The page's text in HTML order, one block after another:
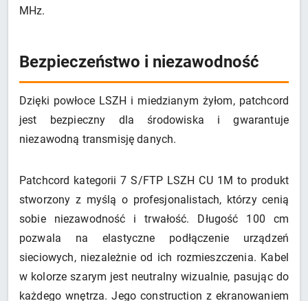
MHz.
Bezpieczeństwo i niezawodność
Dzięki powłoce LSZH i miedzianym żyłom, patchcord
jest bezpieczny dla środowiska i gwarantuje
niezawodną transmisję danych.
Patchcord kategorii 7 S/FTP LSZH CU 1M to produkt
stworzony z myślą o profesjonalistach, którzy cenią
sobie niezawodność i trwałość. Długość 100 cm
pozwala na elastyczne podłączenie urządzeń
sieciowych, niezależnie od ich rozmieszczenia. Kabel
w kolorze szarym jest neutralny wizualnie, pasując do
każdego wnętrza. Jego construction z ekranowaniem